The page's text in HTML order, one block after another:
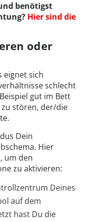
benötigst
Hier sind die
oder
eignet sich
schlecht
gut im Bett
stören, der/die
Dein
Hier
um den
zu aktivieren:
Deines
auf dem
hast Du die